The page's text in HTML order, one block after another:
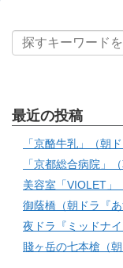
最近の投稿
「京酪牛乳」（朝
「京都総合病院」
美容室「VIOLET」
御蔭橋（朝ドラ『あ
夜ドラ『ミッドナ
賤ヶ岳の七本槍（